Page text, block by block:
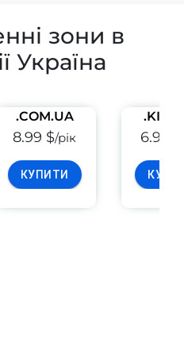
зони в
Україна
.COM.UA
8.99 $/рік
КУПИТИ
6.99 $